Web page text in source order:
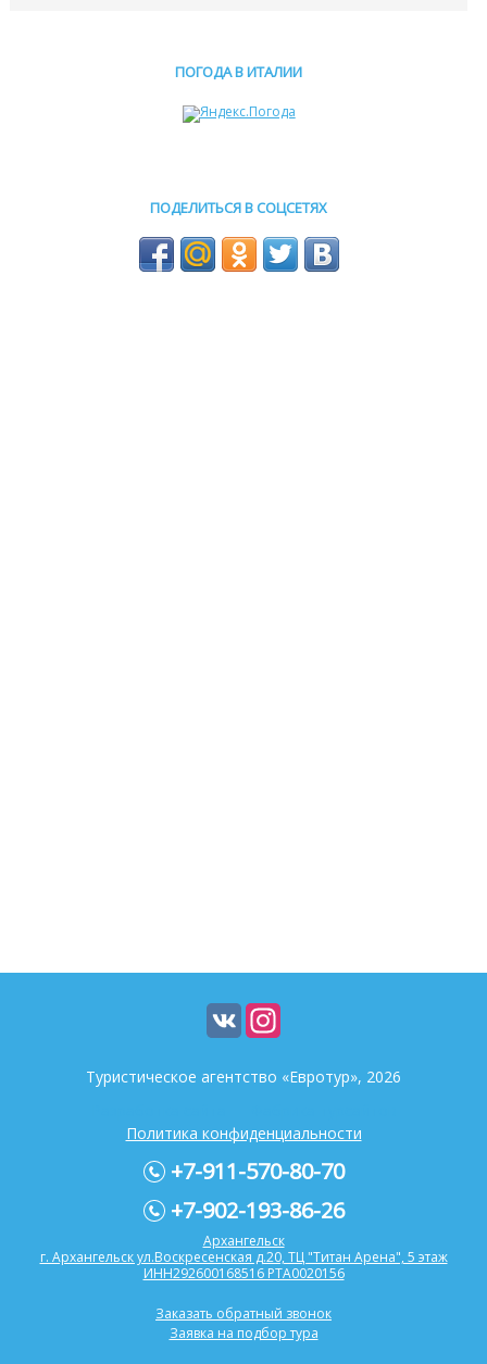
ПОГОДА В ИТАЛИИ
ПОДЕЛИТЬСЯ В СОЦСЕТЯХ
Туристическое агентство «Евротур», 2026
Политика конфиденциальности
+7-911-570-80-70
+7-902-193-86-26
Архангельск
г. Архангельск ул.Воскресенская д.20, ТЦ "Титан Арена", 5 этаж
ИНН292600168516 РТА0020156
Заказать обратный звонок
Заявка на подбор тура